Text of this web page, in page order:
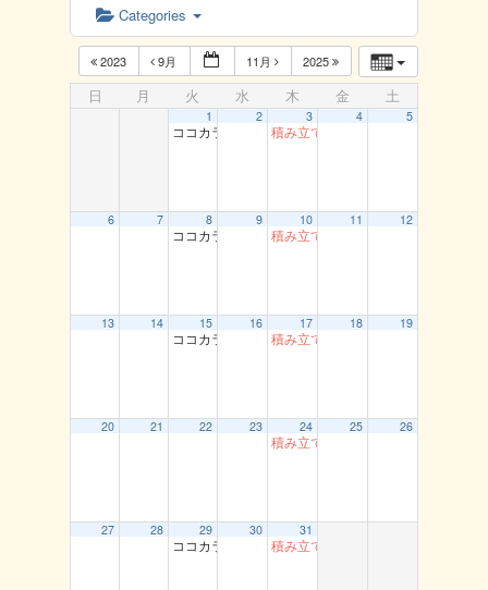
Categories
2023 9月 11月 2025
日 月 火 水 木 金 土
1
ココカラ運動教室（中央公民館）
2 3
積み立て貯筋運動（とまり）
4 5
6 7 8
ココカラ運動教室（中央公民館）
9 10
積み立て貯筋運動（とまり）
11 12
13 14 15
ココカラ運動教室（中央公民館）
16 17
積み立て貯筋運動（とまり）
18 19
20 21 22 23 24
積み立て貯筋運動（とまり）
25 26
27 28 29
ココカラ運動教室（中央公民館）
30 31
積み立て貯筋運動（とまり）